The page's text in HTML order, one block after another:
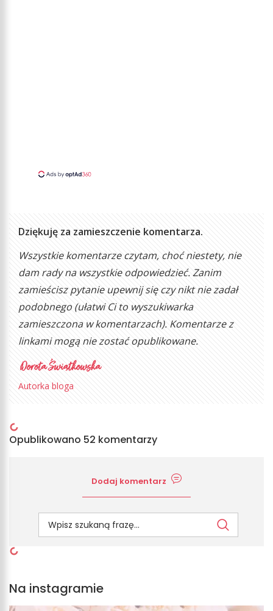
Dziękuję za zamieszczenie komentarza.
Wszystkie komentarze czytam, choć niestety, nie
dam rady na wszystkie odpowiedzieć. Zanim
zamieścisz pytanie upewnij się czy nikt nie zadał
podobnego (ułatwi Ci to wyszukiwarka
zamieszczona w komentarzach). Komentarze z
linkami mogą nie zostać opublikowane.
Autorka bloga
Opublikowano 52 komentarzy
Dodaj komentarz
Na instagramie